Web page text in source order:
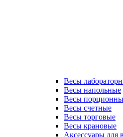
Весы
Весы напольные
Весы
Весы счетные
Весы торговые
Весы крановые
Аксессуары для